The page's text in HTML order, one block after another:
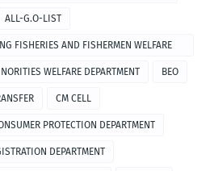
ALL-G.O-LIST
FISHERIES AND FISHERMEN WELFARE
WELFARE DEPARTMENT BEO
CM CELL
PROTECTION DEPARTMENT
DEPARTMENT